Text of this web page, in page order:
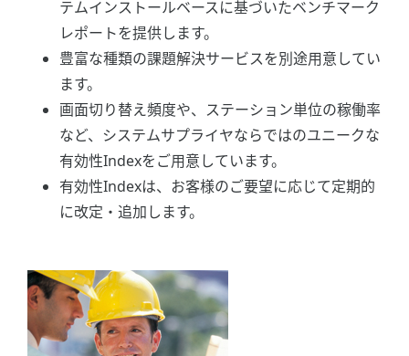
テムインストールベースに基づいたベンチマーク
レポートを提供します。
豊富な種類の課題解決サービスを別途用意してい
ます。
画面切り替え頻度や、ステーション単位の稼働率
など、システムサプライヤならではのユニークな
有効性Indexをご用意しています。
有効性Indexは、お客様のご要望に応じて定期的
に改定・追加します。